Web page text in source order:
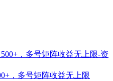
，多号矩阵收益无上限